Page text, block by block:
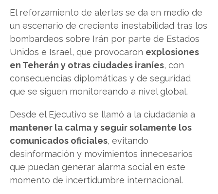
El reforzamiento de alertas se da en medio de
un escenario de creciente inestabilidad tras los
bombardeos sobre Irán por parte de Estados
Unidos e Israel, que provocaron explosiones
en Teherán y otras ciudades iraníes, con
consecuencias diplomáticas y de seguridad
que se siguen monitoreando a nivel global.
Desde el Ejecutivo se llamó a la ciudadanía a
mantener la calma y seguir solamente los
comunicados oficiales, evitando
desinformación y movimientos innecesarios
que puedan generar alarma social en este
momento de incertidumbre internacional.